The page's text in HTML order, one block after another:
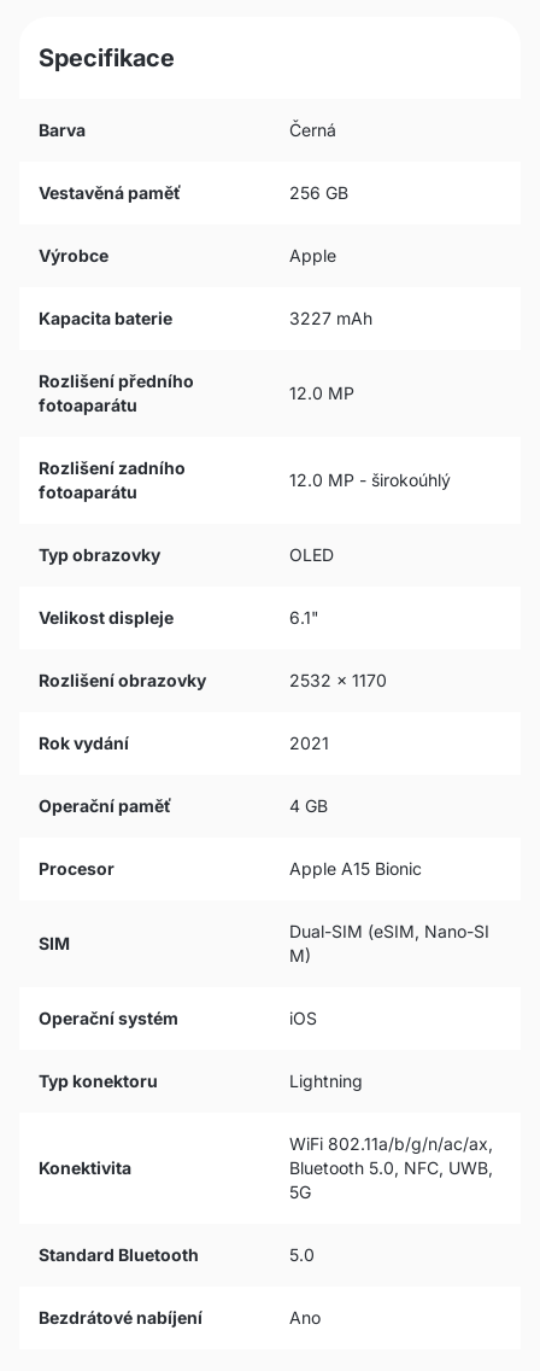
Specifikace
Barva Černá
Vestavěná paměť 256 GB
Výrobce Apple
Kapacita baterie 3227 mAh
Rozlišení předního
fotoaparátu
12.0 MP
Rozlišení zadního
fotoaparátu
12.0 MP - širokoúhlý
Typ obrazovky OLED
Velikost displeje 6.1"
Rozlišení obrazovky 2532 x 1170
Rok vydání 2021
Operační paměť 4 GB
Procesor Apple A15 Bionic
SIM
Dual-SIM (eSIM, Nano-SI
M)
Operační systém iOS
Typ konektoru Lightning
Konektivita
WiFi 802.11a/b/g/n/ac/ax,
Bluetooth 5.0, NFC, UWB,
5G
Standard Bluetooth 5.0
Bezdrátové nabíjení Ano